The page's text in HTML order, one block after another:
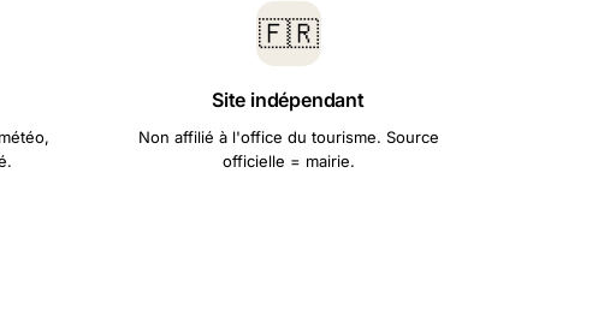
🇫🇷
Site indépendant
Non affilié à l'office du tourisme. Source
officielle = mairie.